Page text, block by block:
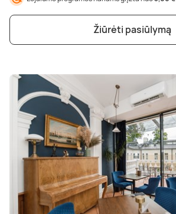
Žiūrėti pasiūlymą